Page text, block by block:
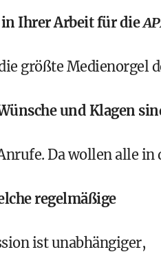
in Ihrer Arbeit für die
größte Medienorgel
und Klagen
Da wollen alle in
regelmäßige
ist unabhängiger,